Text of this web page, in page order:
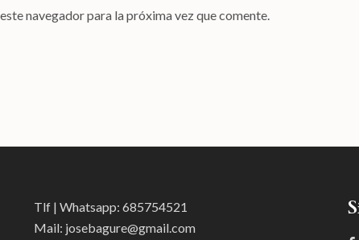
navegador para la próxima vez que comente.
Tlf | Whatsapp: 685754521
Mail: josebagure@gmail.com